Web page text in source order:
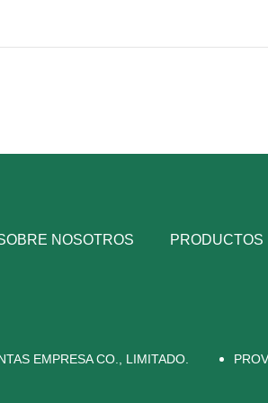
NOSOTROS PRODUCTOS
EMPRESA CO., LIMITADO.